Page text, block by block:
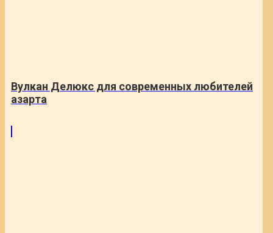
Вулкан Делюкс для современных любителей
азарта